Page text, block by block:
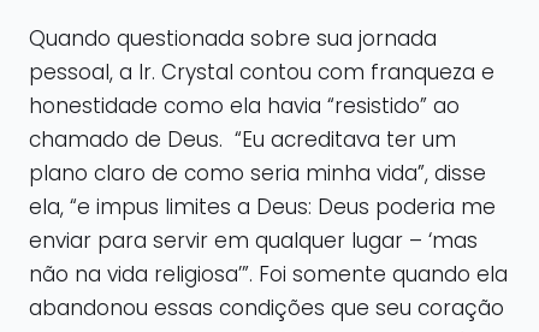
Quando questionada sobre sua jornada
pessoal, a Ir. Crystal contou com franqueza e
honestidade como ela havia “resistido” ao
chamado de Deus. “Eu acreditava ter um
plano claro de como seria minha vida”, disse
ela, “e impus limites a Deus: Deus poderia me
enviar para servir em qualquer lugar – ‘mas
não na vida religiosa’”. Foi somente quando ela
abandonou essas condições que seu coração